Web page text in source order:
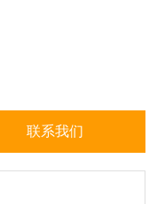
联系我们